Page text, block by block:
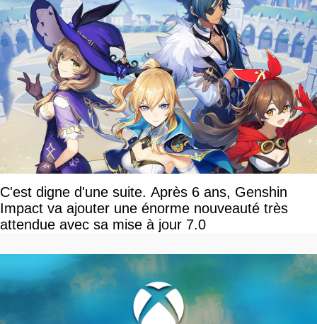
C'est digne d'une suite. Après 6 ans, Genshin
Impact va ajouter une énorme nouveauté très
attendue avec sa mise à jour 7.0